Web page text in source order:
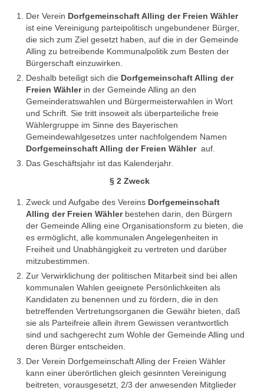
Mitgliedsantrag
Über uns
Mitglieder
Chronik
Satzung-Mitgliedsantrag
Vorstand
Freie Wähler
Leitlinien der Freien Wähler
Bilder Jubiläumsfeier
Archiv
Impressum
Der Verein Dorfgemeinschaft Alling der Freien Wähler
ist eine Vereinigung parteipolitisch ungebundener Bürger,
die sich zum Ziel gesetzt haben, auf die in der Gemeinde
Alling zu betreibende Kommunalpolitik zum Besten der
Bürgerschaft einzuwirken.
Deshalb beteiligt sich die Dorfgemeinschaft Alling der
Freien Wählerin der Gemeinde Alling an den
Gemeinderatswahlen und Bürgermeisterwahlen in Wort
und Schrift. Sie tritt insoweit als überparteiliche freie
Wählergruppe im Sinne des Bayerischen
Gemeindewahlgesetzes unter nachfolgendem Namen
Dorfgemeinschaft Alling der Freien Wähler auf.
Das Geschäftsjahr ist das Kalenderjahr.
§ 2 Zweck
Zweck und Aufgabe des Vereins Dorfgemeinschaft
Alling der Freien Wähler bestehen darin, den Bürgern
der Gemeinde Alling eine Organisationsform zu bieten, die
es ermöglicht, alle kommunalen Angelegenheiten in
Freiheit und Unabhängigkeit zu vertreten und darüber
mitzubestimmen.
Zur Verwirklichung der politischen Mitarbeit sind bei allen
kommunalen Wahlen geeignete Persönlichkeiten als
Kandidaten zu benennen und zu fördern, die in den
betreffenden Vertretungsorganen die Gewähr bieten, daß
sie als Parteifreie allein ihrem Gewissen verantwortlich
sind und sachgerecht zum Wohle der Gemeinde Alling und
deren Bürger entscheiden.
Der Verein Dorfgemeinschaft Alling der Freien Wähler
kann einer überörtlichen gleich gesinnten Vereinigung
beitreten, vorausgesetzt, 2/3 der anwesenden Mitglieder